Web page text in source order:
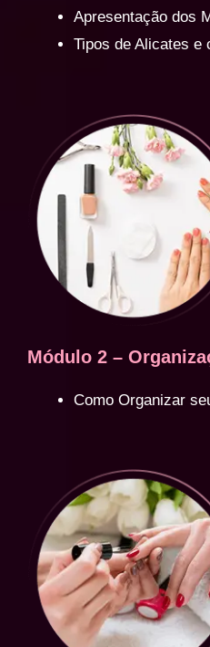
Apresentação dos
Tipos de Alicates e
Módulo 2 –
Como Organizar